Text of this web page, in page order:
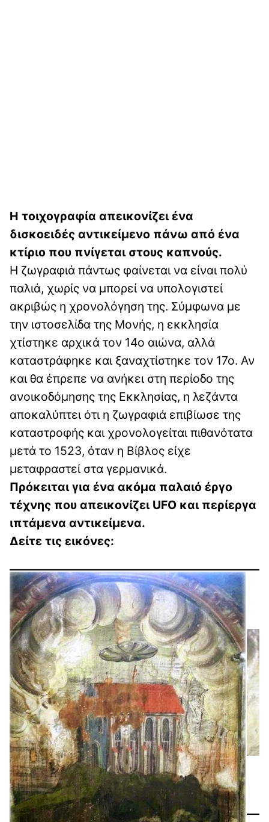
Η τοιχογραφία απεικονίζει ένα
δισκοειδές αντικείμενο πάνω από ένα
κτίριο που πνίγεται στους καπνούς.
Η ζωγραφιά πάντως φαίνεται να είναι πολύ
παλιά, χωρίς να μπορεί να υπολογιστεί
ακριβώς η χρονολόγηση της. Σύμφωνα με
την ιστοσελίδα της Μονής, η εκκλησία
χτίστηκε αρχικά τον 14ο αιώνα, αλλά
καταστράφηκε και ξαναχτίστηκε τον 17ο. Αν
και θα έπρεπε να ανήκει στη περίοδο της
ανοικοδόμησης της Εκκλησίας, η λεζάντα
αποκαλύπτει ότι η ζωγραφιά επιβίωσε της
καταστροφής και χρονολογείται πιθανότατα
μετά το 1523, όταν η Βίβλος είχε
μεταφραστεί στα γερμανικά.
Πρόκειται για ένα ακόμα παλαιό έργο
τέχνης που απεικονίζει UFO και περίεργα
ιπτάμενα αντικείμενα.
Δείτε τις εικόνες: